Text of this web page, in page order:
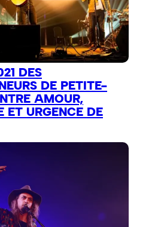
DES
DE PETITE-
AMOUR,
ET URGENCE DE